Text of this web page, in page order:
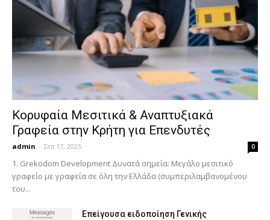
Κορυφαία Μεσιτικά & Αναπτυξιακά
Γραφεία στην Κρήτη για Επενδυτές
admin - Σεπ 17, 2025 0
1. Grekodom Development Δυνατά σημεία: Μεγάλο μεσιτικό
γραφείο με γραφεία σε όλη την Ελλάδα (συμπεριλαμβανομένου
του...
Επείγουσα ειδοποίηση Γενικής